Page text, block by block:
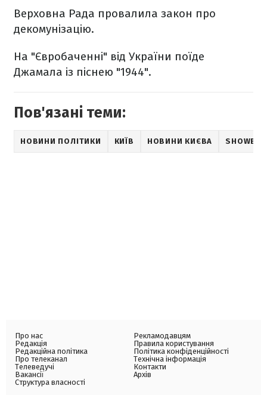
Верховна Рада провалила закон про
декомунізацію.
На "Євробаченні" від України поїде
Джамала із піснею "1944".
Пов'язані теми:
НОВИНИ ПОЛІТИКИ КИЇВ НОВИНИ КИЄВА SHOWBIZ
Про нас
Редакція
Редакційна політика
Про телеканал
Телеведучі
Вакансії
Структура власності
Рекламодавцям
Правила користування
Політика конфіденційності
Технічна інформація
Контакти
Архів